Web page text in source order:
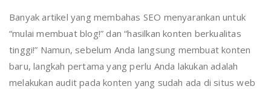
Banyak artikel yang membahas SEO menyarankan untuk
“mulai membuat blog!” dan “hasilkan konten berkualitas
tinggi!” Namun, sebelum Anda langsung membuat konten
baru, langkah pertama yang perlu Anda lakukan adalah
melakukan audit pada konten yang sudah ada di situs web